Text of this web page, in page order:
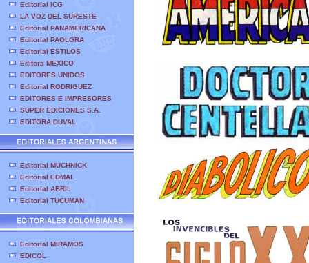
Editorial ICG
LA VOZ DEL SURESTE
Editorial PANAMERICANA
Editorial PAOLGRA
Editorial ESTILOS
Editora MEXICO
EDITORES UNIDOS
Editorial RODRIGUEZ
EDITORES E IMPRESORES
SUPER EDICIONES S.A.
EDITORA DUVAL
Editorial MUCHNICK
Editorial EDMAL
Editorial ABRIL
Editorial TUCUMAN
Editorial MIRAMOS
EDICOL